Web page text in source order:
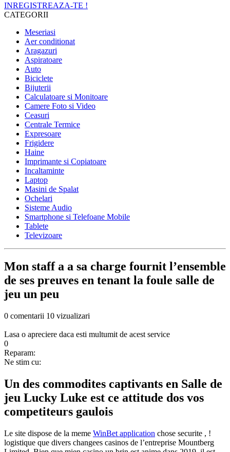
INREGISTREAZA-TE !
CATEGORII
Meseriasi
Aer conditionat
Aragazuri
Aspiratoare
Auto
Biciclete
Bijuterii
Calculatoare si Monitoare
Camere Foto si Video
Ceasuri
Centrale Termice
Expresoare
Frigidere
Haine
Imprimante si Copiatoare
Incaltaminte
Laptop
Masini de Spalat
Ochelari
Sisteme Audio
Smartphone si Telefoane Mobile
Tablete
Televizoare
Mon staff a a sa charge fournit l’ensemble
de ses preuves en tenant la foule salle de
jeu un peu
0 comentarii 10 vizualizari
Lasa o apreciere daca esti multumit de acest service
0
Reparam:
Ne stim cu:
Un des commodites captivants en Salle de
jeu Lucky Luke est ce attitude dos vos
competiteurs gaulois
Le site dispose de la meme WinBet application chose securite , !
logistique que divers changees casinos de l’entreprise Mountberg